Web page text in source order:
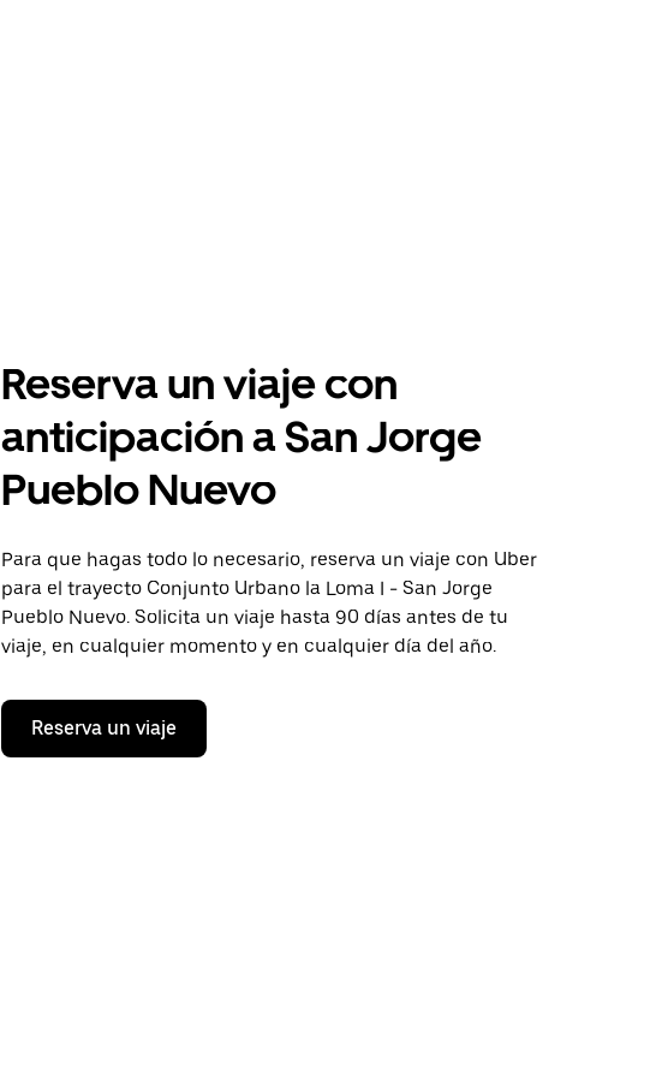
Reserva un viaje con
anticipación a San Jorge
Pueblo Nuevo
Para que hagas todo lo necesario, reserva un viaje con Uber
para el trayecto Conjunto Urbano la Loma I - San Jorge
Pueblo Nuevo. Solicita un viaje hasta 90 días antes de tu
viaje, en cualquier momento y en cualquier día del año.
Reserva un viaje